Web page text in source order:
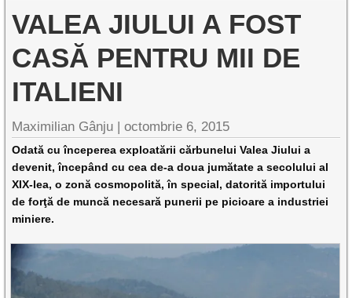
VALEA JIULUI A FOST
CASĂ PENTRU MII DE
ITALIENI
Maximilian Gânju |octombrie 6, 2015
Odată cu începerea exploatării cărbunelui Valea Jiului a
devenit, începând cu cea de-a doua jumătate a secolului al
XIX-lea, o zonă cosmopolită, în special, datorită importului
de forţă de muncă necesară punerii pe picioare a industriei
miniere.